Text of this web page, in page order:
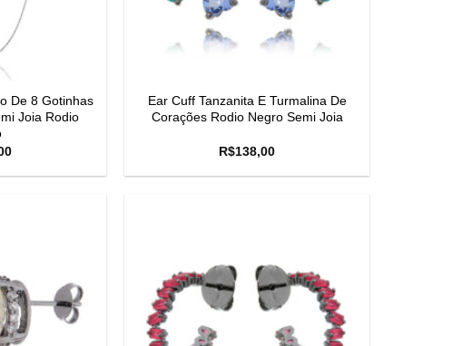
De 8 Gotinhas
Joia Rodio
Ear Cuff Tanzanita E Turmalina De
Corações Rodio Negro Semi Joia
R$138,00